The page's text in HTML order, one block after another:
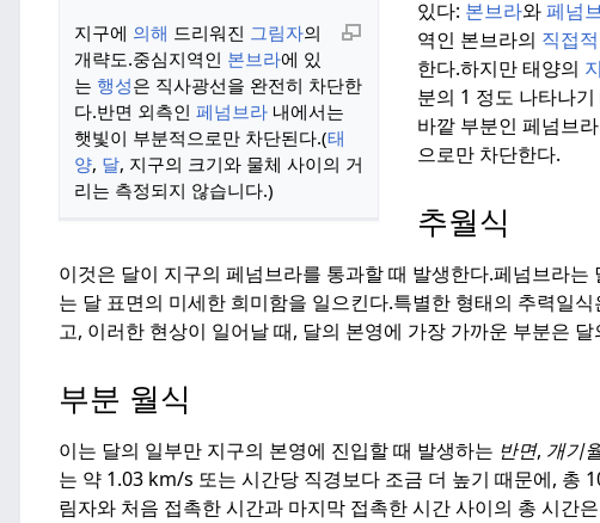
지구에 의해 드리워진 그림자의
개략도.중심지역인 본브라에 있
는 행성은 직사광선을 완전히 차단한
다.반면 외측인 페넘브라 내에서는
햇빛이 부분적으로만 차단된다.(태
양, 달, 지구의 크기와 물체 사이의 거
리는 측정되지 않습니다.)
있다: 본브라와페넘
역인 본브라의 직접
한다.하지만 태양의
분의 1 정도 나타나
바깥 부분인 페넘브
으로만 차단한다.
추월식
이것은 달이 지구의 페넘브라를 통과할 때 발생한다.페넘브라는
는 달 표면의 미세한 희미함을 일으킨다.특별한 형태의 추력일식
고, 이러한 현상이 일어날 때, 달의 본영에 가장 가까운 부분은
부분 월식
이는 달의 일부만 지구의 본영에 진입할 때 발생하는 반면, 개기
는 약 1.03 km/s 또는 시간당 직경보다 조금 더 높기 때문에, 총
림자와 처음 접촉한 시간과 마지막 접촉한 시간 사이의 총 시간